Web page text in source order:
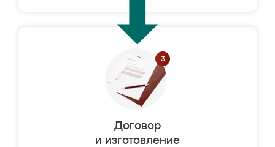
Договор
и изготовление